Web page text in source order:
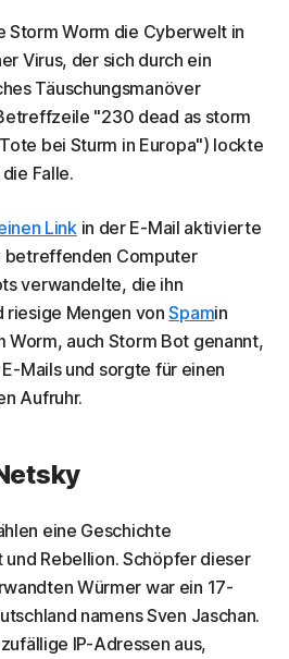
Storm Worm die Cyberwelt in
Virus, der sich durch ein
Täuschungsmanöver
"230 dead as storm
bei Sturm in Europa") lockte
Falle.
Link in der E-Mail aktivierte
betreffenden Computer
verwandelte, die ihn
Mengen vonSpamin
Worm, auch Storm Bot genannt,
Mails und sorgte für einen
Aufruhr.
eine Geschichte
Rebellion. Schöpfer dieser
Würmer war ein 17-
namens Sven Jaschan.
IP-Adressen aus,